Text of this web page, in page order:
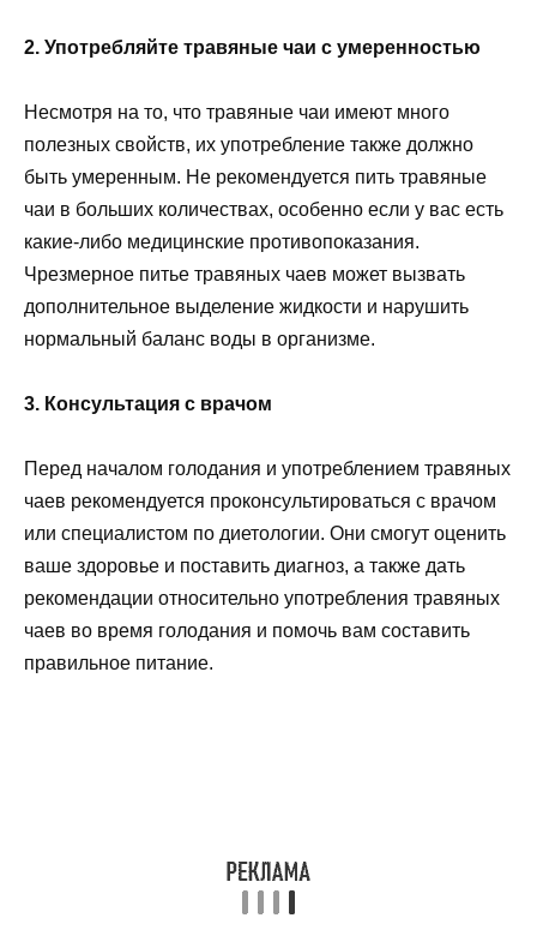
2. Употребляйте травяные чаи с умеренностью
Несмотря на то, что травяные чаи имеют много
полезных свойств, их употребление также должно
быть умеренным. Не рекомендуется пить травяные
чаи в больших количествах, особенно если у вас есть
какие-либо медицинские противопоказания.
Чрезмерное питье травяных чаев может вызвать
дополнительное выделение жидкости и нарушить
нормальный баланс воды в организме.
3. Консультация с врачом
Перед началом голодания и употреблением травяных
чаев рекомендуется проконсультироваться с врачом
или специалистом по диетологии. Они смогут оценить
ваше здоровье и поставить диагноз, а также дать
рекомендации относительно употребления травяных
чаев во время голодания и помочь вам составить
правильное питание.